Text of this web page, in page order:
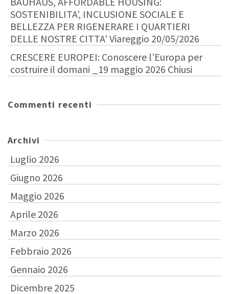
SOSTENIBILITA’, INCLUSIONE SOCIALE E
BELLEZZA PER RIGENERARE I QUARTIERI
DELLE NOSTRE CITTA’ Viareggio 20/05/2026
CRESCERE EUROPEI: Conoscere l’Europa per
costruire il domani _19 maggio 2026 Chiusi
Commenti recenti
Archivi
Luglio 2026
Giugno 2026
Maggio 2026
Aprile 2026
Marzo 2026
Febbraio 2026
Gennaio 2026
Dicembre 2025